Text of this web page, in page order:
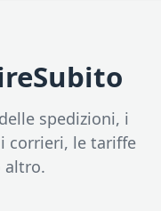
spedizioni, i
corrieri, le tariffe
altro.